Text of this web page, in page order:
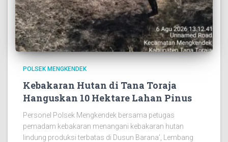
POLSEK MENGKENDEK
Kebakaran Hutan di Tana Toraja
Hanguskan 10 Hektare Lahan Pinus
Personel Polsek Mengkendek bersama petugas
pemadam kebakaran menangani kebakaran hutan
lindung produksi terbatas di Dusun Barana’, Lembang